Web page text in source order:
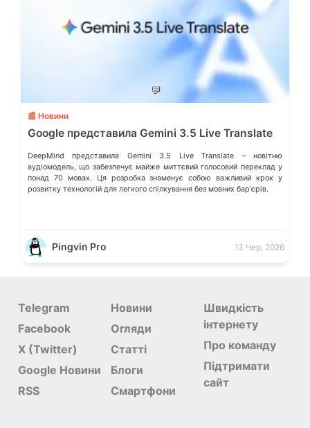
💬
📰 Новини
Google представила Gemini 3.5 Live Translate
DeepMind представила Gemini 3.5 Live Translate – новітню
аудіомодель, що забезпечує майже миттєвий голосовий переклад у
понад 70 мовах. Ця розробка знаменує собою важливий крок у
розвитку технологій для легкого спілкування без мовних барʼєрів.
Pingvin Pro 13 Чер, 2026
Telegram
Facebook
X (Twitter)
Google Новини
RSS
Новини
Огляди
Статті
Блоги
Смартфони
Швидкість
інтернету
Про команду
Підтримати
сайт